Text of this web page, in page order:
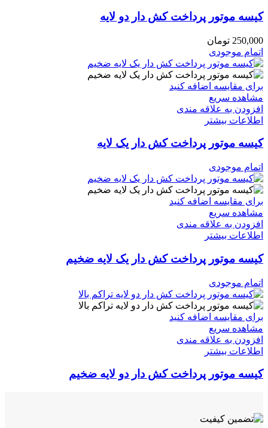
کیسه موتور پرداخت کش دار دو لایه
250,000 تومان
اتمام موجودی
برای مقایسه اضافه کنید
مشاهده سریع
افزودن به علاقه مندی
اطلاعات بیشتر
کیسه موتور پرداخت کش دار یک لایه
اتمام موجودی
برای مقایسه اضافه کنید
مشاهده سریع
افزودن به علاقه مندی
اطلاعات بیشتر
کیسه موتور پرداخت کش دار یک لایه ضخیم
اتمام موجودی
برای مقایسه اضافه کنید
مشاهده سریع
افزودن به علاقه مندی
اطلاعات بیشتر
کیسه موتور پرداخت کش دار دو لایه ضخیم